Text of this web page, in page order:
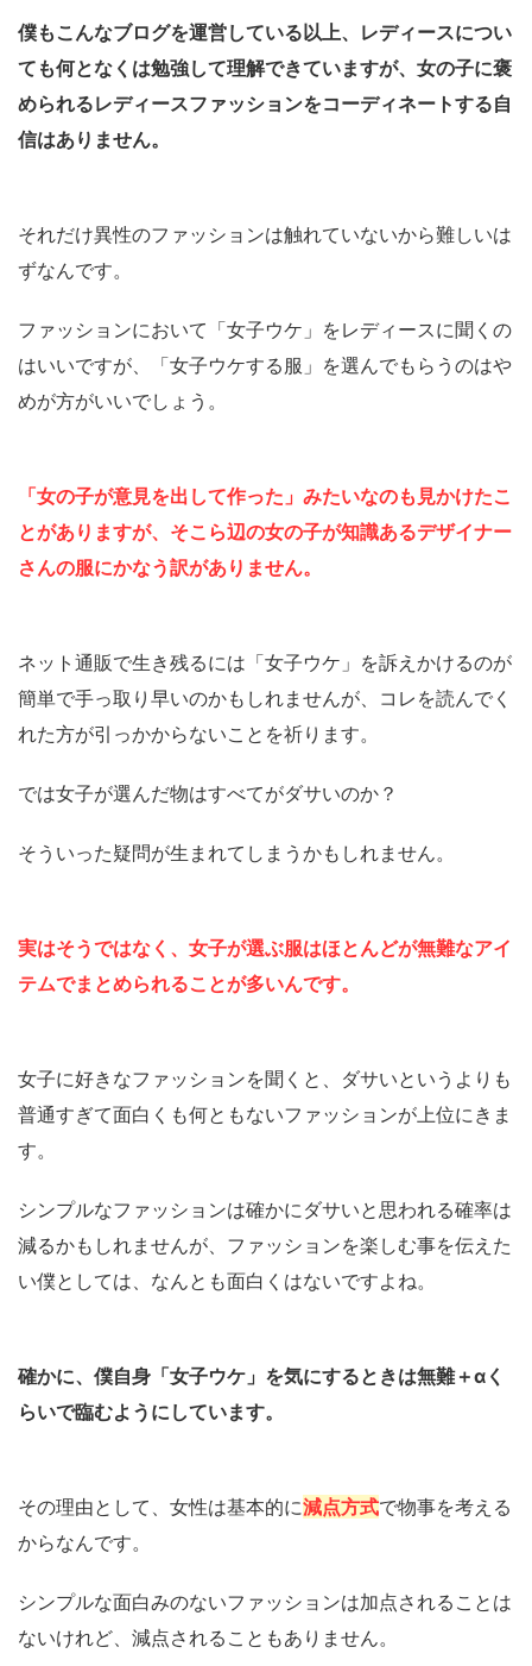
僕もこんなブログを運営している以上、レディースについ
ても何となくは勉強して理解できていますが、女の子に褒
められるレディースファッションをコーディネートする自
信はありません。
それだけ異性のファッションは触れていないから難しいは
ずなんです。
ファッションにおいて「女子ウケ」をレディースに聞くの
はいいですが、「女子ウケする服」を選んでもらうのはや
めが方がいいでしょう。
「女の子が意見を出して作った」みたいなのも見かけたこ
とがありますが、そこら辺の女の子が知識あるデザイナー
さんの服にかなう訳がありません。
ネット通販で生き残るには「女子ウケ」を訴えかけるのが
簡単で手っ取り早いのかもしれませんが、コレを読んでく
れた方が引っかからないことを祈ります。
では女子が選んだ物はすべてがダサいのか？
そういった疑問が生まれてしまうかもしれません。
実はそうではなく、女子が選ぶ服はほとんどが無難なアイ
テムでまとめられることが多いんです。
女子に好きなファッションを聞くと、ダサいというよりも
普通すぎて面白くも何ともないファッションが上位にきま
す。
シンプルなファッションは確かにダサいと思われる確率は
減るかもしれませんが、ファッションを楽しむ事を伝えた
い僕としては、なんとも面白くはないですよね。
確かに、僕自身「女子ウケ」を気にするときは無難＋αく
らいで臨むようにしています。
その理由として、女性は基本的に減点方式で物事を考える
からなんです。
シンプルな面白みのないファッションは加点されることは
ないけれど、減点されることもありません。